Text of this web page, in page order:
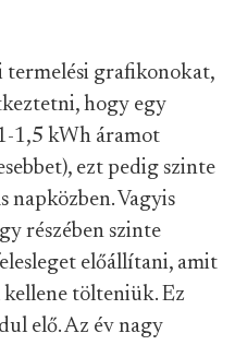
termelési grafikonokat,
hogy egy
1,5 kWh áramot
ezt pedig szinte
napközben. Vagyis
részében szinte
előállítani, amit
tölteniük. Ez
elő. Az év nagy